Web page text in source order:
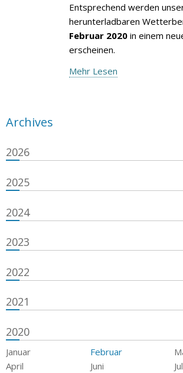
Entsprechend werden
herunterladbaren
Februar 2020in einem
erscheinen.
Mehr Lesen
Archives
2026
2025
2024
2023
2022
2021
2020
Januar Februar
April
Juni